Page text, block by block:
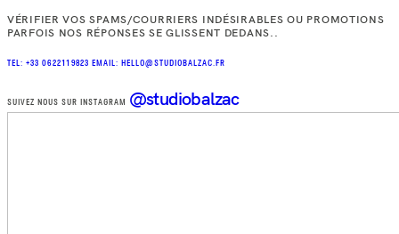
VÉRIFIER VOS SPAMS/COURRIERS INDÉSIRABLES OU PROMOTIONS
PARFOIS NOS RÉPONSES SE GLISSENT DEDANS..
TEL: +33 0622119823 EMAIL: HELLO@STUDIOBALZAC.FR
SUIVEZ NOUS SUR INSTAGRAM @studiobalzac